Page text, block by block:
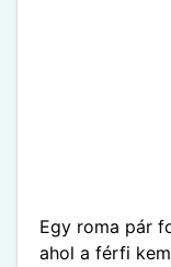
Egy roma pár
ahol a férfi